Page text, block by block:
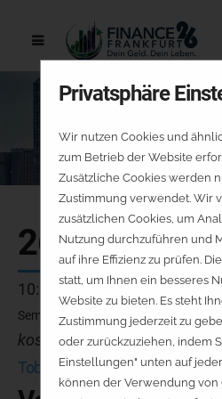
26.09.
10:00 - 10:45 Uhr
Seminarraum 7
kostenfrei - keine
Tobias Lazar
Privatsphäre
Wir nutzen Cookies und
zum Betrieb der Website
Zusätzliche Cookies werden
Zustimmung verwendet. Wir
zusätzlichen Cookies, um
Nutzung durchzuführen und
auf ihre Effizienz zu prüfen.
statt, um Ihnen ein besseres
Website zu bieten. Es steht
Zustimmung jederzeit zu
oder zurückzuziehen, indem
Einstellungen" unten auf
können der Verwendung von